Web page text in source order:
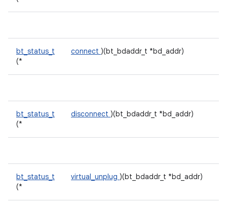
bt_status_t
(*
connect )(bt_bdaddr_t *bd_addr)
bt_status_t
(*
disconnect )(bt_bdaddr_t *bd_addr)
bt_status_t
(*
virtual_unplug )(bt_bdaddr_t *bd_addr)